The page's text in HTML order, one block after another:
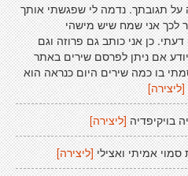
על תגובתך. נדמה לי שפגשתי אותך
אני שמח שיש מישהי
כן אני כותב גם פרוזה וגם
יודע אם ניתן לפרסם שירים באתר
בו כמה שירים היום כנראה הוא
[ליצירה]
בויקיפדיה [ליצירה]
אמיתי ואצילי [ליצירה]